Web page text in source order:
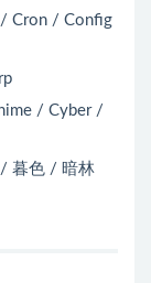
Cron / Config
/ Cyber /
暮色 / 暗林